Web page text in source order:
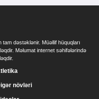
dəstəklənir. Müəllif hüquqları
Məlumat internet səhifələrində
növləri